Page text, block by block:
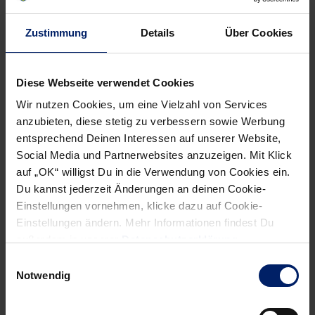
Zustimmung Details Über Cookies
Diese Webseite verwendet Cookies
Wir nutzen Cookies, um eine Vielzahl von Services
anzubieten, diese stetig zu verbessern sowie Werbung
entsprechend Deinen Interessen auf unserer Website,
Social Media und Partnerwebsites anzuzeigen. Mit Klick
auf „OK“ willigst Du in die Verwendung von Cookies ein.
Du kannst jederzeit Änderungen an deinen Cookie-
Einstellungen vornehmen, klicke dazu auf Cookie-
Einstellungen ändern. Mehr Informationen findest Du
Notwendig
Grund als „MaGino“ bekannt, den Wetteinsatz von
Liegestützen einlösen musste.
Fragerunde, in der die Kids das Profi-Duo löcherten und
außerdem Tipps und Tricks aus erster Hand erhielten. Als
die Neugier aller gestillt war, durfte dann natürlich eines
nicht fehlen: Fotos und Autogramme. Mit einem glücklichen
Lächeln im Gesicht ging es anschließend auch für die Kids
in Richtung Heimat. Ein erfolgreicher Rudeltag fand damit
seinen Abschluss und hat die Saison 2025/26 perfekt
abgeschlossen.